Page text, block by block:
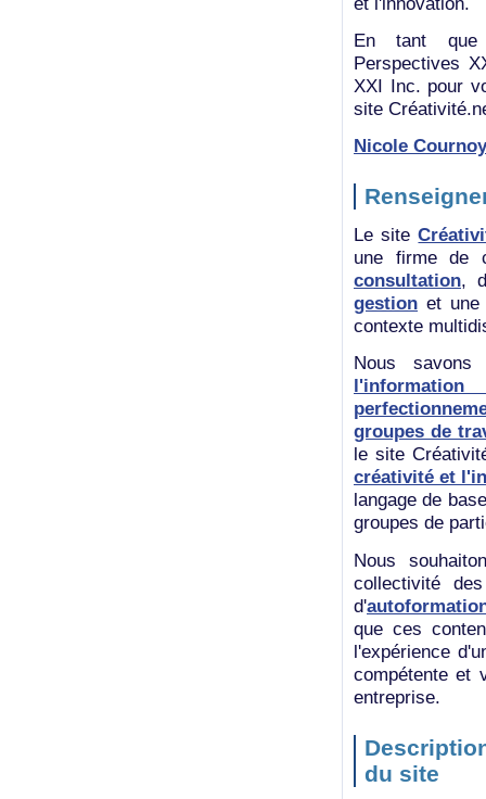
En tant que
Perspectives
XXI Inc. pour
site
Nicole
Le site
une firme de
consultation,
gestion et une
contexte
Nous
groupes de
le site
créativité et
langage de
groupes de
Nous
collectivité
d'
que ces
l'expérience
compétente et
entreprise.
du site